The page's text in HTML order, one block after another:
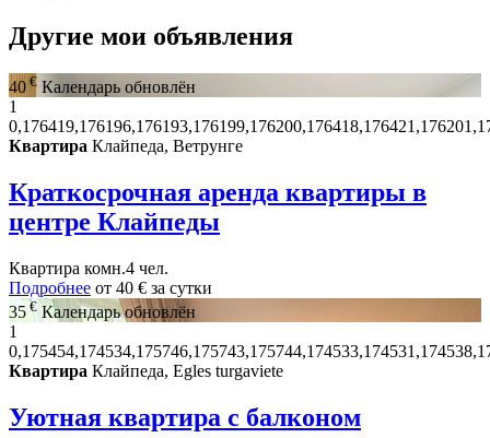
Другие мои объявления
40 € Календарь обновлён
1
Квартира Клайпеда, Ветрунге
Краткосрочная аренда квартиры в
центре Клайпеды
Квартира комн.4 чел.
Подробнее от 40 € за сутки
35€ Календарь обновлён
1
Квартира Клайпеда, Egles turgaviete
Уютная квартира с балконом